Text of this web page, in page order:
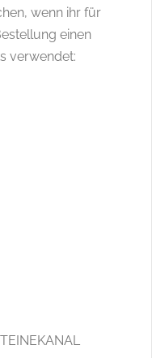
wenn ihr für
einen
verwendet: